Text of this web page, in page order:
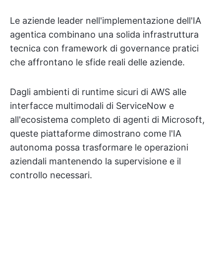
Le aziende leader nell'implementazione dell'IA
agentica combinano una solida infrastruttura
tecnica con framework di governance pratici
che affrontano le sfide reali delle aziende.
Dagli ambienti di runtime sicuri di AWS alle
interfacce multimodali di ServiceNow e
all'ecosistema completo di agenti di Microsoft,
queste piattaforme dimostrano come l'IA
autonoma possa trasformare le operazioni
aziendali mantenendo la supervisione e il
controllo necessari.